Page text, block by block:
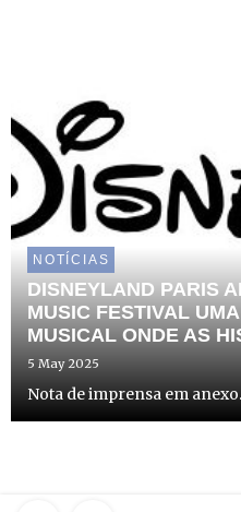
NOTÍCIAS
DISNEYLAND PARIS
MUSIC FESTIVAL
MUSICAL ONDE AS
GANHAM VIDA
5 May 2025
Nota de imprensa em anexo.